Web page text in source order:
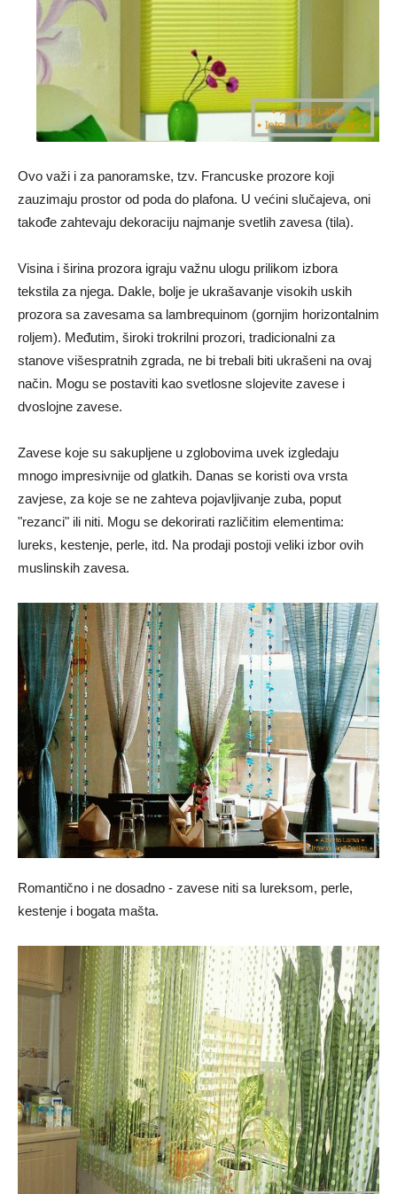
Ovo važi i za panoramske, tzv. Francuske prozore koji
zauzimaju prostor od poda do plafona. U većini slučajeva, oni
takođe zahtevaju dekoraciju najmanje svetlih zavesa (tila).
Visina i širina prozora igraju važnu ulogu prilikom izbora
tekstila za njega. Dakle, bolje je ukrašavanje visokih uskih
prozora sa zavesama sa lambrequinom (gornjim horizontalnim
roljem). Međutim, široki trokrilni prozori, tradicionalni za
stanove višespratnih zgrada, ne bi trebali biti ukrašeni na ovaj
način. Mogu se postaviti kao svetlosne slojevite zavese i
dvoslojne zavese.
Zavese koje su sakupljene u zglobovima uvek izgledaju
mnogo impresivnije od glatkih. Danas se koristi ova vrsta
zavjese, za koje se ne zahteva pojavljivanje zuba, poput
"rezanci" ili niti. Mogu se dekorirati različitim elementima:
lureks, kestenje, perle, itd. Na prodaji postoji veliki izbor ovih
muslinskih zavesa.
Romantično i ne dosadno - zavese niti sa lureksom, perle,
kestenje i bogata mašta.